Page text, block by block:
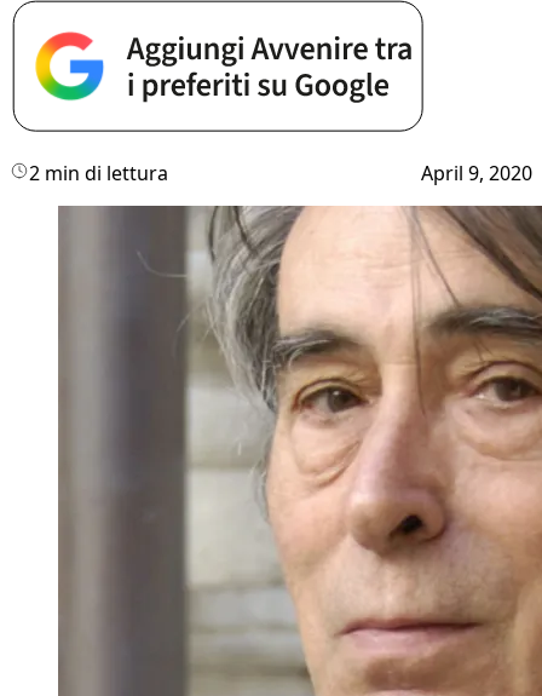
2 min di lettura April 9, 2020